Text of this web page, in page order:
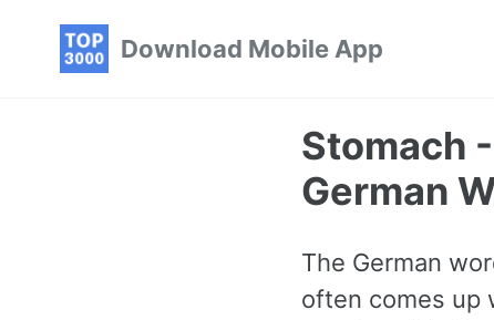
Download Mobile App
Stomach
German
The German
often comes up